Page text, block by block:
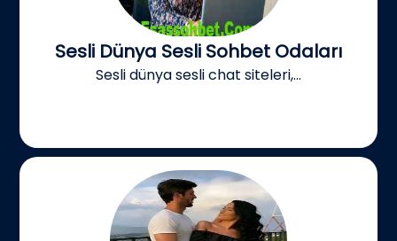
Sesli Dünya Sesli Sohbet Odaları
Sesli dünya sesli chat siteleri,...